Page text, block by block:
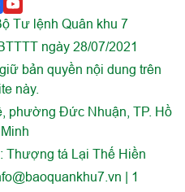
Tư lệnh Quân khu 7
ngày 28/07/2021
bản quyền nội dung trên
này.
phường Đức Nhuận, TP. Hồ
Thượng tá Lại Thế Hiền
| 1